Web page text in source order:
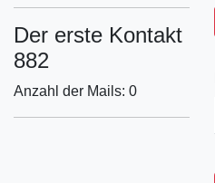
Der erste Kontakt
882
Anzahl der Mails: 0